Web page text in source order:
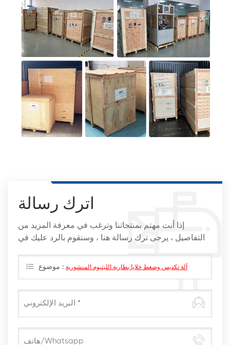
اترك رسالة
إذا أنت مهتم بمنتجاتنا وترغب في معرفة المزيد من
التفاصيل ، يرجى ترك رسالة هنا ، وسنقوم بالرد عليك في
موضوع : آلة تكديس وضغط خلايا بطارية الليثيوم المنشورية